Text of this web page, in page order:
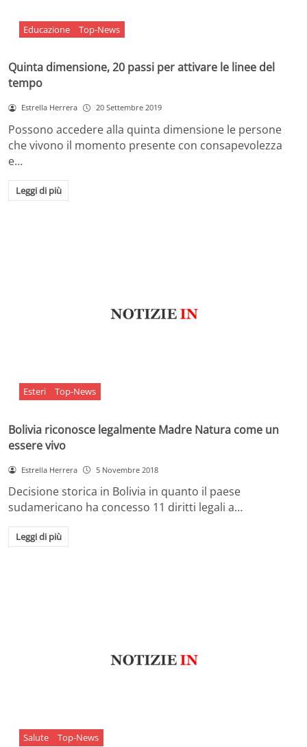
Educazione Top-News
Quinta dimensione, 20 passi per attivare le linee del
tempo
Estrella Herrera 20 Settembre 2019
Possono accedere alla quinta dimensione le persone
che vivono il momento presente con consapevolezza
e…
Leggi di più
Esteri Top-News
Bolivia riconosce legalmente Madre Natura come un
essere vivo
Estrella Herrera 5 Novembre 2018
Decisione storica in Bolivia in quanto il paese
sudamericano ha concesso 11 diritti legali a…
Leggi di più
Salute Top-News